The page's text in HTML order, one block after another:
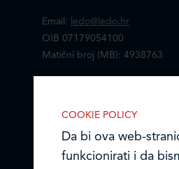
Email:
ledo@ledo.hr
OIB 07179054100
Matični broj (MB): 4938763
Ledo u inozemstvu
COOKIE POLICY
Da bi ova web-
funkcionirati i da